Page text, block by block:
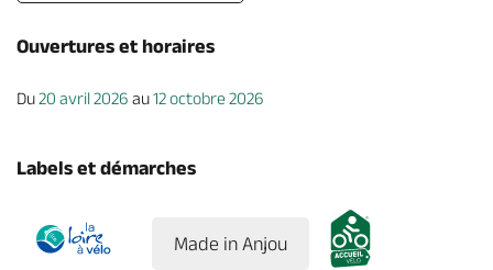
Ouvertures et horaires
Du20 avril 2026 au12 octobre 2026
Labels et démarches
Made in Anjou